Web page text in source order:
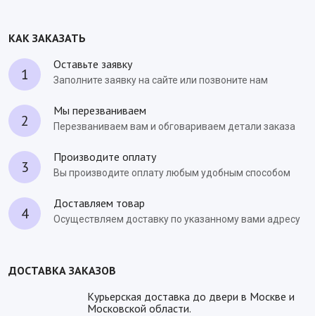
КАК ЗАКАЗАТЬ
1
Оставьте заявку
Заполните заявку на сайте или позвоните нам
2
Мы перезваниваем
Перезваниваем вам и обговариваем детали заказа
3
Производите оплату
Вы производите оплату любым удобным способом
4
Доставляем товар
Осуществляем доставку по указанному вами адресу
ДОСТАВКА ЗАКАЗОВ
Курьерская доставка до двери в Москве и
Московской области.